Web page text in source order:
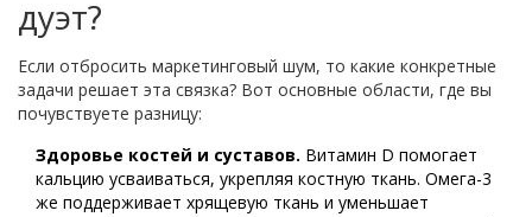
дуэт?
Если отбросить маркетинговый шум, то какие конкретные
задачи решает эта связка? Вот основные области, где вы
почувствуете разницу:
Здоровье костей и суставов. Витамин D помогает
кальцию усваиваться, укрепляя костную ткань. Омега-3
же поддерживает хрящевую ткань и уменьшает